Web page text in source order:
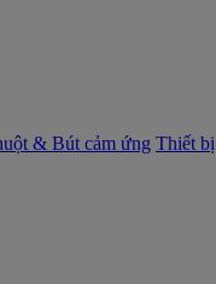
& Bút cảm ứng Thiết